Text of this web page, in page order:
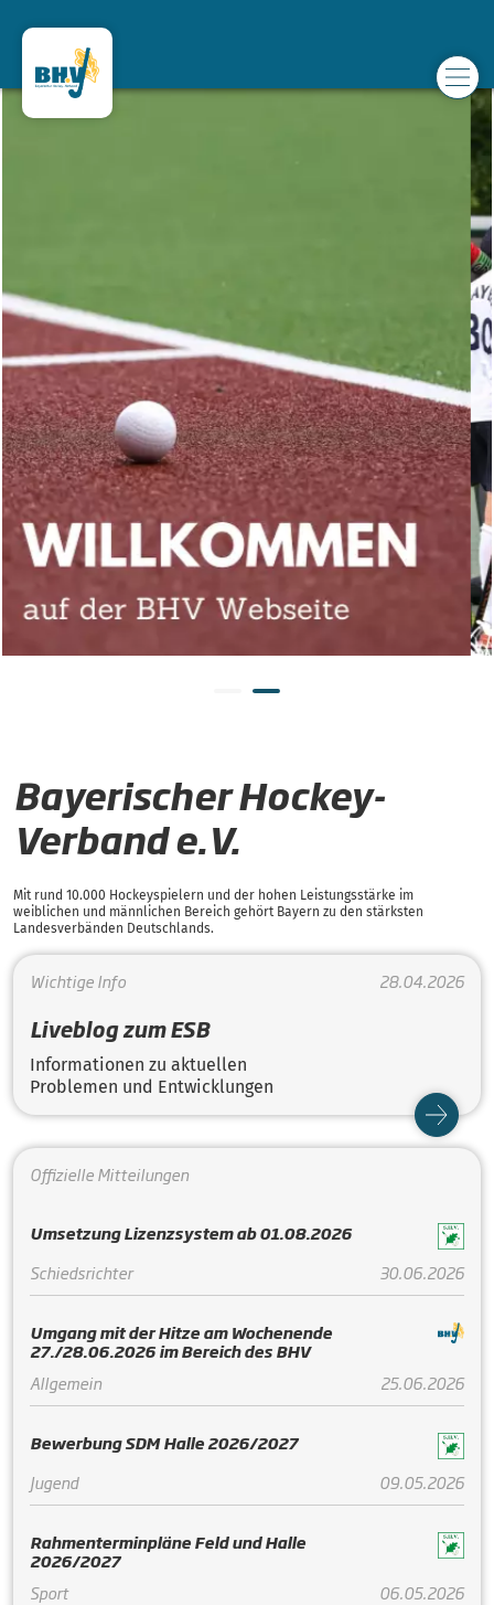
Bayerischer Hockey-
Verband e.V.
Mit rund 10.000 Hockeyspielern und der hohen Leistungsstärke im
weiblichen und männlichen Bereich gehört Bayern zu den stärksten
Landesverbänden Deutschlands.
Wichtige Info 28.04.2026
Liveblog zum ESB
Informationen zu aktuellen
Problemen und Entwicklungen
Offizielle Mitteilungen
Umsetzung Lizenzsystem ab 01.08.2026
Schiedsrichter
30.06.2026
Umgang mit der Hitze am Wochenende
27./28.06.2026 im Bereich des BHV
Allgemein
25.06.2026
Bewerbung SDM Halle 2026/2027
Jugend
09.05.2026
Rahmenterminpläne Feld und Halle
2026/2027
Sport
06.05.2026